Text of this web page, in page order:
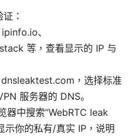
：
、
等，查看显示的 IP 与
，选择标准
服务器的 DNS。
器中搜索“WebRTC leak
示你的私有/真实 IP，说明